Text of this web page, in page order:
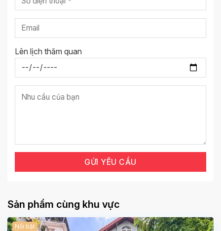
Lên lịch thăm quan
Sản phẩm cùng khu vực
Nổi bật